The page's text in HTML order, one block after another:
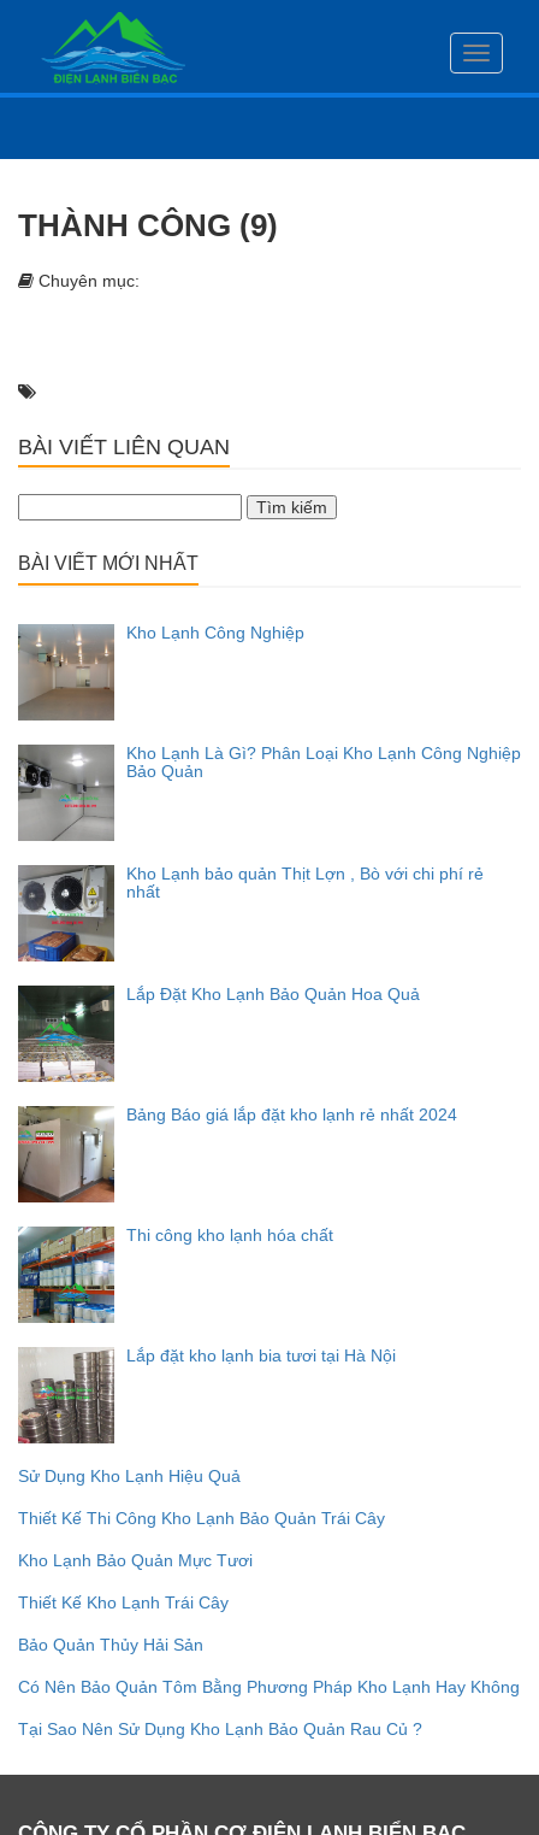
Toggle
THÀNH CÔNG (9)
Chuyên mục:
BÀI VIẾT LIÊN QUAN
kiếm
BÀI VIẾT MỚI NHẤT
Kho Lạnh Công Nghiệp
Kho Lạnh Là Gì? Phân Loại Kho Lạnh Công Nghiệp
Bảo Quản
Kho Lạnh bảo quản Thịt Lợn , Bò với chi phí rẻ
nhất
Lắp Đặt Kho Lạnh Bảo Quản Hoa Quả
Bảng Báo giá lắp đặt kho lạnh rẻ nhất 2024
Thi công kho lạnh hóa chất
Lắp đặt kho lạnh bia tươi tại Hà Nội
Sử Dụng Kho Lạnh Hiệu Quả
Thiết Kế Thi Công Kho Lạnh Bảo Quản Trái Cây
Kho Lạnh Bảo Quản Mực Tươi
Thiết Kế Kho Lạnh Trái Cây
Bảo Quản Thủy Hải Sản
Có Nên Bảo Quản Tôm Bằng Phương Pháp Kho Lạnh Hay Không
Tại Sao Nên Sử Dụng Kho Lạnh Bảo Quản Rau Củ ?